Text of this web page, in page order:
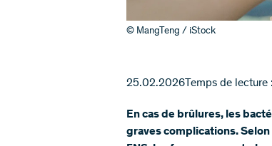
© MangTeng / iStock
25.02.2026 Temps de
En cas de brûlures, les
graves complications.